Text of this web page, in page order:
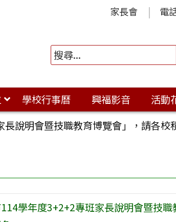
家長會 電
學校行事曆 興福影音
活動
長說明會暨技職教育博覽會」，請各
114學年度3+2+2專班家長說明會暨技